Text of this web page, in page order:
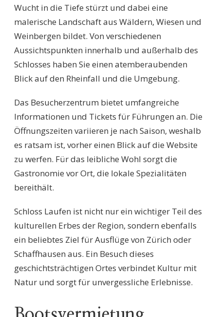
Wucht in die Tiefe stürzt und dabei eine
malerische Landschaft aus Wäldern, Wiesen und
Weinbergen bildet. Von verschiedenen
Aussichtspunkten innerhalb und außerhalb des
Schlosses haben Sie einen atemberaubenden
Blick auf den Rheinfall und die Umgebung.
Das Besucherzentrum bietet umfangreiche
Informationen und Tickets für Führungen an. Die
Öffnungszeiten variieren je nach Saison, weshalb
es ratsam ist, vorher einen Blick auf die Website
zu werfen. Für das leibliche Wohl sorgt die
Gastronomie vor Ort, die lokale Spezialitäten
bereithält.
Schloss Laufen ist nicht nur ein wichtiger Teil des
kulturellen Erbes der Region, sondern ebenfalls
ein beliebtes Ziel für Ausflüge von Zürich oder
Schaffhausen aus. Ein Besuch dieses
geschichtsträchtigen Ortes verbindet Kultur mit
Natur und sorgt für unvergessliche Erlebnisse.